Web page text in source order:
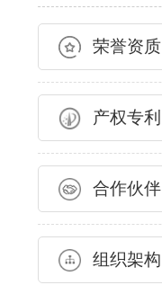
荣誉资质
产权专利
合作伙伴
组织架构